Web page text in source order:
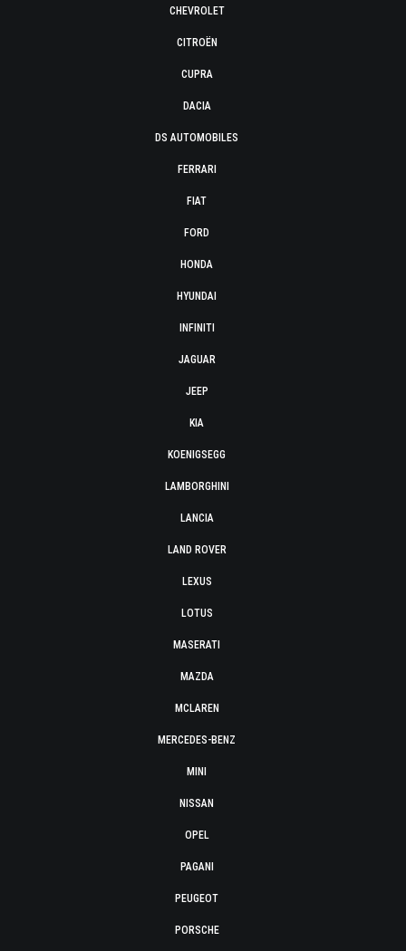
CHEVROLET
CITROËN
CUPRA
DACIA
DS AUTOMOBILES
FERRARI
FIAT
FORD
HONDA
HYUNDAI
INFINITI
JAGUAR
JEEP
KIA
KOENIGSEGG
LAMBORGHINI
LANCIA
LAND ROVER
LEXUS
LOTUS
MASERATI
MAZDA
MCLAREN
MERCEDES-BENZ
MINI
NISSAN
OPEL
PAGANI
PEUGEOT
PORSCHE